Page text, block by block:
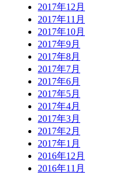
2017年12月
2017年11月
2017年10月
2017年9月
2017年8月
2017年7月
2017年6月
2017年5月
2017年4月
2017年3月
2017年2月
2017年1月
2016年12月
2016年11月